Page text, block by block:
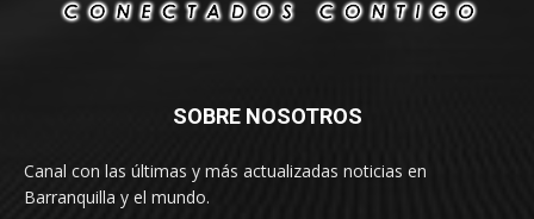
SOBRE NOSOTROS
Canal con las últimas y más actualizadas noticias en
Barranquilla y el mundo.